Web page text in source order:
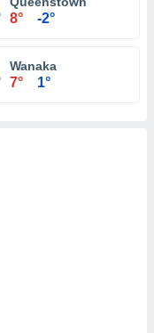
8° -2°
Wanaka
7° 1°